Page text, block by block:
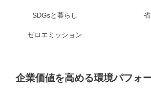
SDGsと暮らし
ゼロエミッション
企業価値を高める環境パフォ